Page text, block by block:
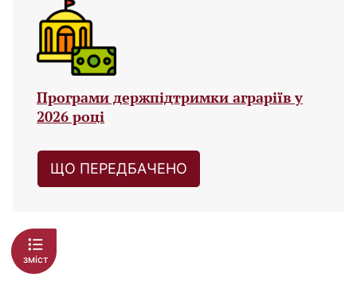
Програми держпідтримки аграріїв у
2026 році
ЩО ПЕРЕДБАЧЕНО
зміст